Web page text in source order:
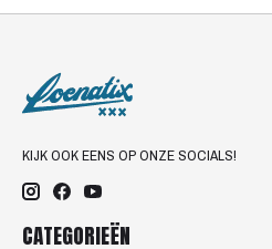
KIJK OOK EENS OP ONZE SOCIALS!
CATEGORIEËN